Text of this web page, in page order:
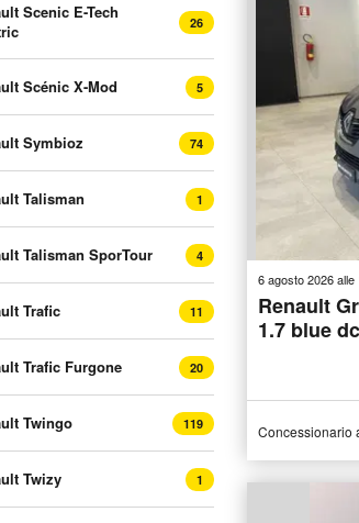
Scenic E-Tech
26
Scénic X-Mod 5
Symbioz 74
Talisman 1
Talisman SporTour 4
Trafic 11
Trafic Furgone 20
Twingo 119
Twizy 1
6 agosto 2026 alle
Renault
1.7 blue
Concessionario